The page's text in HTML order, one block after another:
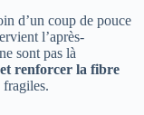
d’un coup de pouce
l’après-
sont pas là
renforcer la fibre
fragiles.